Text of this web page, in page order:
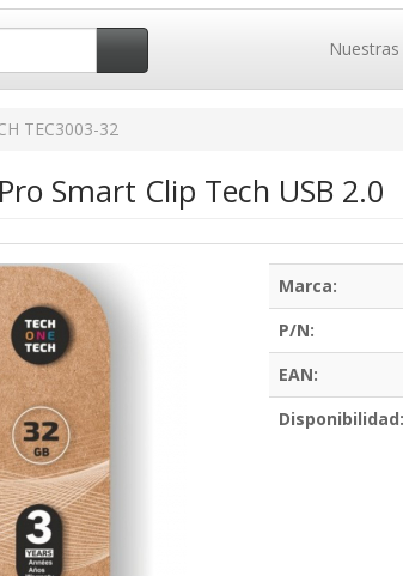
TEC3003-32
Smart Clip Tech USB 2.0
Marca:
P/N:
EAN:
Disponibilidad: